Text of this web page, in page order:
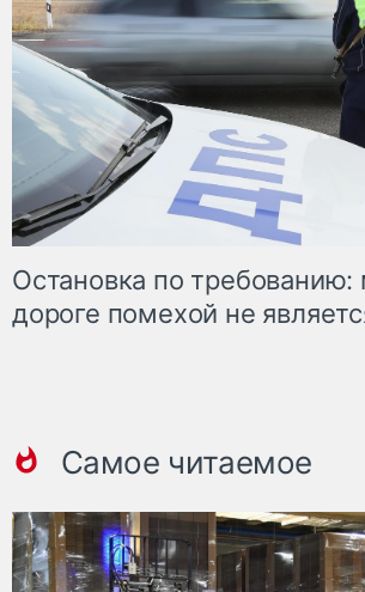
Остановка по
дороге помехой не
Самое читаемое